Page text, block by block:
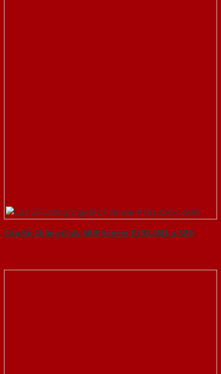
Cửa Gỗ Chống Cháy MDF Veneer P1R2 ASH-a-SGD